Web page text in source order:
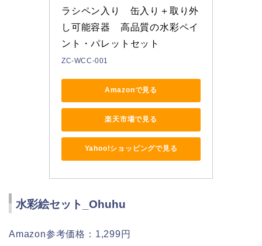
ラシペン入り　缶入り＋取り外
し可能容器　高品質の水彩ペイ
ント・パレットセット
ZC-WCC-001
Amazonで見る
楽天市場で見る
Yahoo!ショッピングで見る
水彩絵セット_Ohuhu
Amazon参考価格：1,299円